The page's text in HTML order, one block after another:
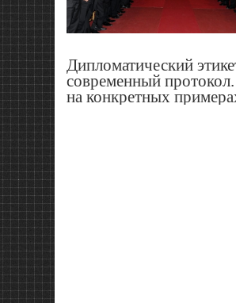
Дипломатический
современный
на конкретных